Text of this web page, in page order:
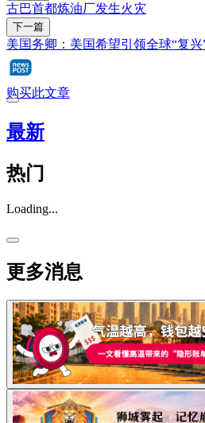
古巴首都炼油厂发生火灾
下一篇
美国务卿：美国希望引领全球“复
购买此文章
最新
热门
Loading...
更多消息